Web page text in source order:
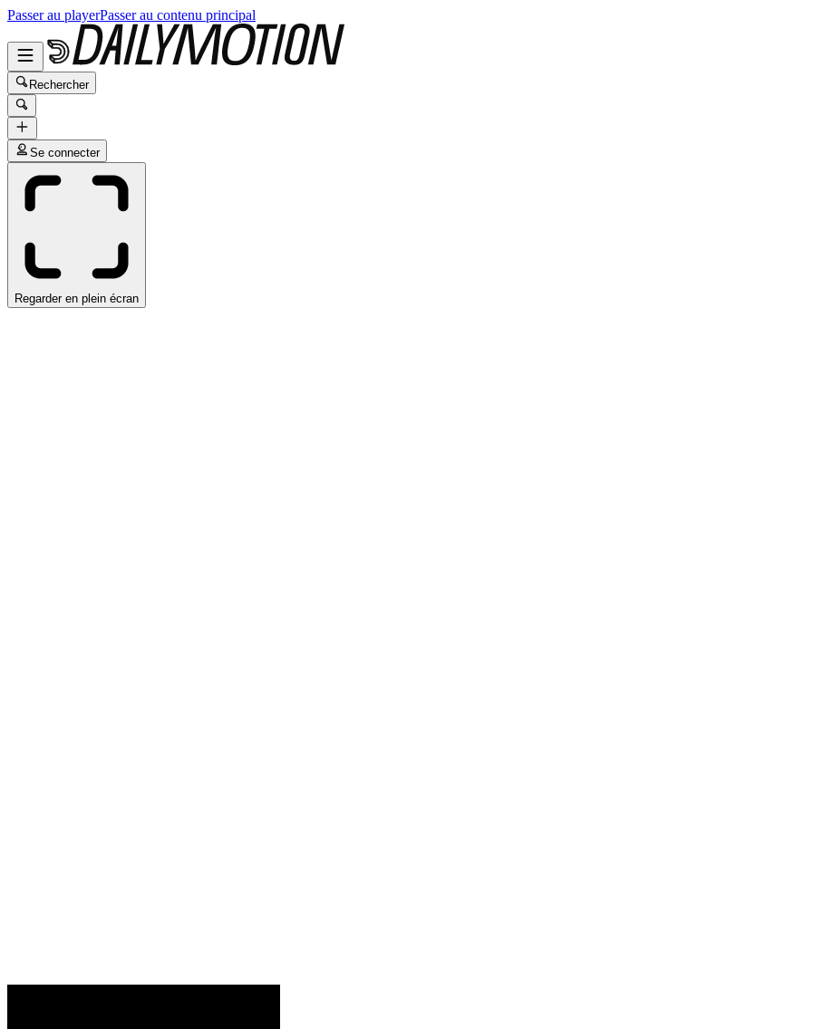
Passer au playerPasser au contenu principal
Rechercher
Se connecter
Regarder en plein écran